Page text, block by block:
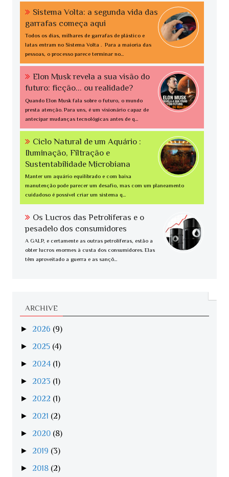
Sistema Volta: a segunda vida das
garrafas começa aqui
Todos os dias, milhares de garrafas de plástico e
latas entram no Sistema Volta . Para a maioria das
pessoas, o processo parece terminar no...
Elon Musk revela a sua visão do
futuro: ficção... ou realidade?
Quando Elon Musk fala sobre o futuro, o mundo
presta atenção. Para uns, é um visionário capaz de
antecipar mudanças tecnológicas antes de q...
Ciclo Natural de um Aquário :
Iluminação, Filtração e
Sustentabilidade Microbiana
Manter um aquário equilibrado e com baixa
manutenção pode parecer um desafio, mas com um planeamento
cuidadoso é possível criar um sistema q...
Os Lucros das Petrolíferas e o
pesadelo dos consumidores
A GALP, e certamente as outras petrolíferas, estão a
obter lucros enormes à custa dos consumidores. Elas
têm aproveitado a guerra e as sançõ...
ARCHIVE
► 2026 (9)
► 2025 (4)
► 2024 (1)
► 2023 (1)
► 2022 (1)
► 2021 (2)
► 2020 (8)
► 2019 (3)
► 2018 (2)